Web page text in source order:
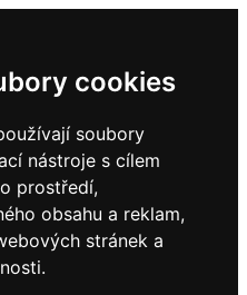
cookies
soubory
nástroje s cílem
prostředí,
obsahu a reklam,
stránek a